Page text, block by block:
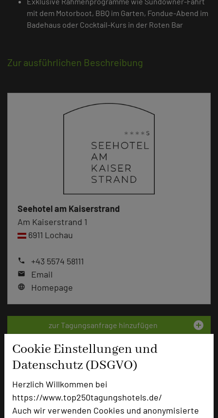
Cookie Einstellungen und
Datenschutz (DSGVO)
Herzlich Willkommen bei
https://www.top250tagungshotels.de/
Auch wir verwenden Cookies und anonymisierte
mit dem Motorboot, BBQ im Garten, Fondue-Abend im
Badehaus oder Cocktail-Kurs in der Roten Bar
Zur ausführlichen Beschreibung
Seehotel am Kaiserstrand
Am Kaiserstrand 1
6911 Lochau
phone +43 5574 58111
mail Email
language Homepage
zur Tagungsanfrage hinzufügen add_circle
Hotel bewerten
Hoteldaten